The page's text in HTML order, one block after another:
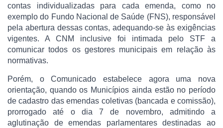
contas individualizadas para cada emenda, como no
exemplo do Fundo Nacional de Saúde (FNS), responsável
pela abertura dessas contas, adequando-se às exigências
vigentes. A CNM inclusive foi intimada pelo STF a
comunicar todos os gestores municipais em relação às
normativas.
Porém, o Comunicado estabelece agora uma nova
orientação, quando os Municípios ainda estão no período
de cadastro das emendas coletivas (bancada e comissão),
prorrogado até o dia 7 de novembro, admitindo a
aglutinação de emendas parlamentares destinadas ao